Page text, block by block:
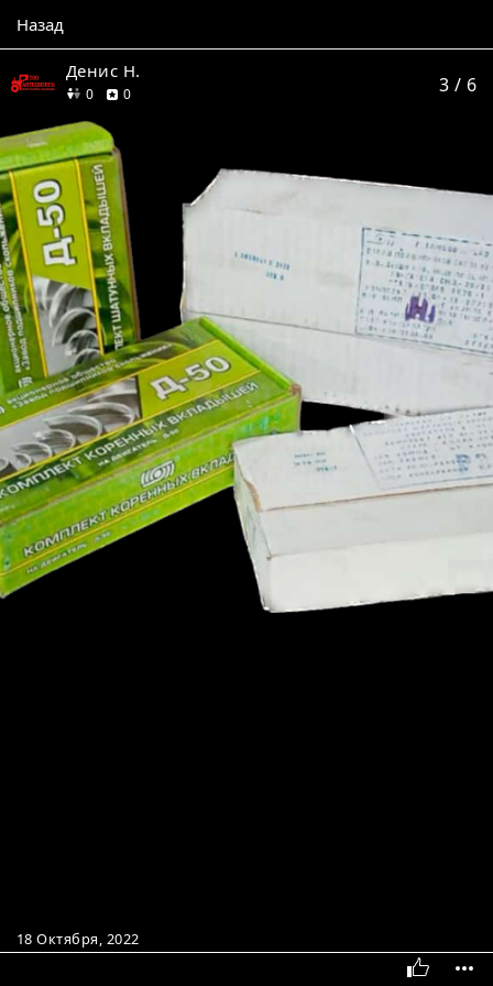
Назад
Денис Н.
0друзей
0отзывов 3 / 6
18 Октября, 2022